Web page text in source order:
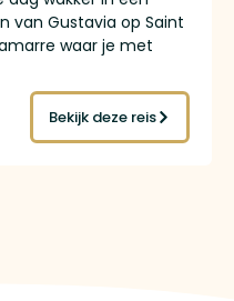
van Gustavia op Saint
waar je met
is dat het onder je
anker je bij afgelegen
en een schipper
Bekijk deze reis